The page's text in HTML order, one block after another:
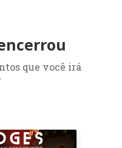
que você irá